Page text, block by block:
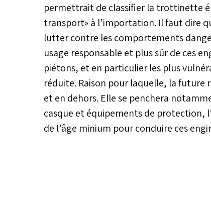
permettrait de classifier la trottinette
transport» à l’importation. Il faut dire
lutter contre les comportements
usage responsable et plus sûr de ces
piétons, et en particulier les plus
réduite. Raison pour laquelle, la
et en dehors. Elle se penchera
casque et équipements de protection,
de l’âge minium pour conduire ces